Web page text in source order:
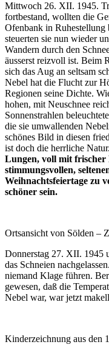
Mittwoch 26. XII. 1945.
fortbestand, wollten die
Ofenbank in
steuerten sie nun wieder
Wandern durch den
äusserst reizvoll ist. Beim
sich das Aug an seltsam
Nebel hat die Flucht zur
Regionen seine Dichte.
hohen, mit Neuschnee
Sonnenstrahlen
die sie umwallenden
schönes Bild in diesen
ist doch die herrliche Natur.
Lungen, voll mit
stimmungsvollen,
Weihnachtsfeiertage zu
schöner sein.
Ortsansicht von Sölden –
Donnerstag 27. XII. 1945
das Schneien
niemand Klage führen.
gewesen, daß die
Nebel war, war jetzt
Kinderzeichnung aus den